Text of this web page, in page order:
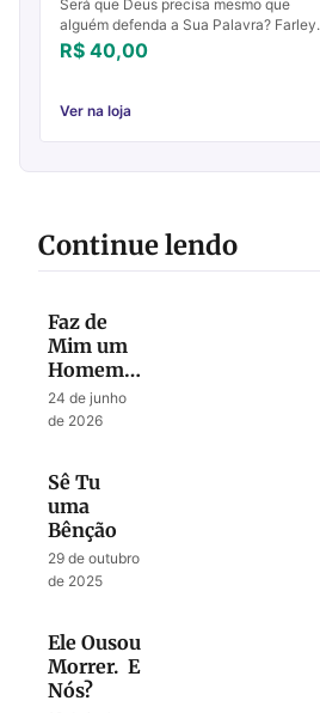
Será que Deus precisa mesmo que
alguém defenda a Sua Palavra? Farley
Labatut defende que a questão não é se
Deus precisa, mas se Ele deseja que
R$ 40,00
Ver na loja
Continue lendo
Faz de
Mim um
Homem
Segundo
o Teu
24 de junho
de 2026
Sê Tu
uma
Bênção
29 de outubro
de 2025
Ele Ousou
Morrer. E
Nós?